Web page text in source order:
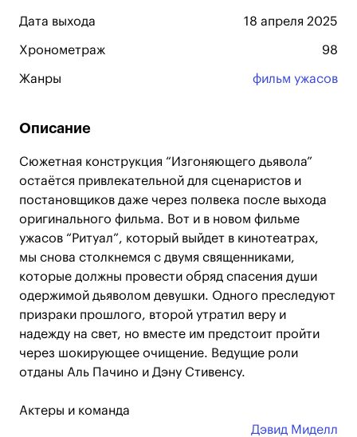
Дата выхода 18 апреля 2025
Хронометраж 98
Жанры фильм ужасов
Описание
Сюжетная конструкция “Изгоняющего дьявола”
остаётся привлекательной для сценаристов и
постановщиков даже через полвека после выхода
оригинального фильма. Вот и в новом фильме
ужасов “Ритуал”, который выйдет в кинотеатрах,
мы снова столкнемся с двумя священниками,
которые должны провести обряд спасения души
одержимой дьяволом девушки. Одного преследуют
призраки прошлого, второй утратил веру и
надежду на свет, но вместе им предстоит пройти
через шокирующее очищение. Ведущие роли
отданы Аль Пачино и Дэну Стивенсу.
Актеры и команда
Дэвид Миделл